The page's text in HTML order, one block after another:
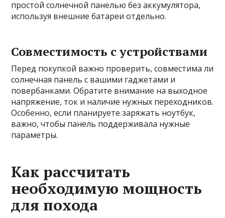
простой солнечной панелью без аккумулятора,
используя внешние батареи отдельно.
Совместимость с устройствами
Перед покупкой важно проверить, совместима ли
солнечная панель с вашими гаджетами и
повербанками. Обратите внимание на выходное
напряжение, ток и наличие нужных переходников.
Особенно, если планируете заряжать ноутбук,
важно, чтобы панель поддерживала нужные
параметры.
Как рассчитать
необходимую мощность
для похода